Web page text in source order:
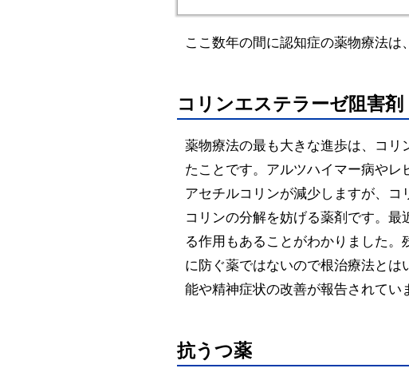
ここ数年の間に認知症の薬物療法は
コリンエステラーゼ阻害剤
薬物療法の最も大きな進歩は、コリ
たことです。アルツハイマー病や
アセチルコリンが減少しますが、
コリンの分解を妨げる薬剤です。
る作用もあることがわかりました
に防ぐ薬ではないので根治療法と
能や精神症状の改善が報告されてい
抗うつ薬